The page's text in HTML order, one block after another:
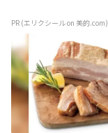
PR (エリクシール on 美的.com)